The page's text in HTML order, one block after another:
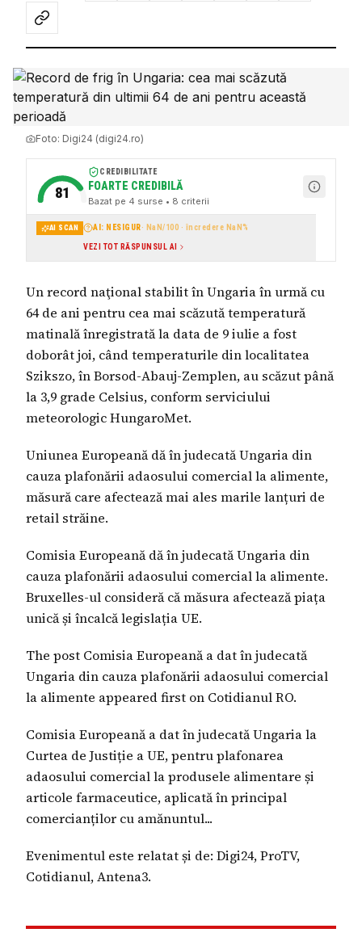
Foto: Digi24 (digi24.ro)
81
CREDIBILITATE
FOARTE CREDIBILĂ
Bazat pe 4 surse • 8 criterii
AI SCAN AI: NESIGUR· NaN/100 · încredere NaN%
VEZI TOT RĂSPUNSUL AI
Un record naţional stabilit în Ungaria în urmă cu
64 de ani pentru cea mai scăzută temperatură
matinală înregistrată la data de 9 iulie a fost
doborât joi, când temperaturile din localitatea
Szikszo, în Borsod-Abauj-Zemplen, au scăzut până
la 3,9 grade Celsius, conform serviciului
meteorologic HungaroMet.
Uniunea Europeană dă în judecată Ungaria din
cauza plafonării adaosului comercial la alimente,
măsură care afectează mai ales marile lanțuri de
retail străine.
Comisia Europeană dă în judecată Ungaria din
cauza plafonării adaosului comercial la alimente.
Bruxelles-ul consideră că măsura afectează piața
unică și încalcă legislația UE.
The post Comisia Europeană a dat în judecată
Ungaria din cauza plafonării adaosului comercial
la alimente appeared first on Cotidianul RO.
Comisia Europeană a dat în judecată Ungaria la
Curtea de Justiție a UE, pentru plafonarea
adaosului comercial la produsele alimentare și
articole farmaceutice, aplicată în principal
comercianților cu amănuntul...
Evenimentul este relatat și de: Digi24, ProTV,
Cotidianul, Antena3.